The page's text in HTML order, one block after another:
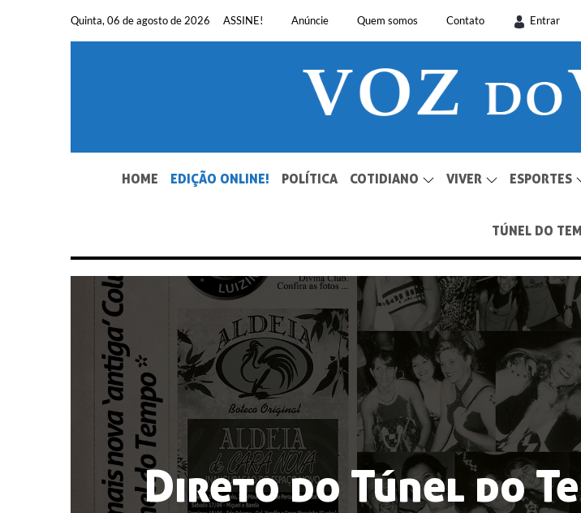
Quinta, 06 de agosto de 2026 ASSINE! Anúncie Quem somos Contato Entrar
SEU JORNAL, SUA VOZ. DESDE 1948.
HOME EDIÇÃO ONLINE! POLÍTICA COTIDIANO VIVER ESPORTES
TÚNEL DO
Direto do Túnel do